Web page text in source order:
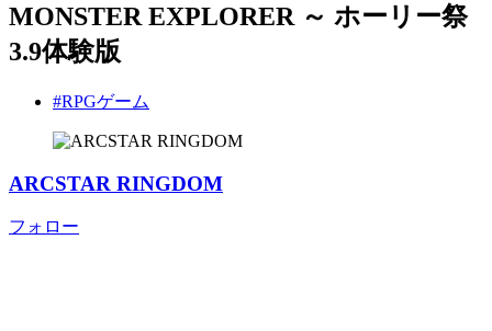
MONSTER EXPLORER ～ ホーリー祭
3.9体験版
#RPGゲーム
ARCSTAR RINGDOM
フォロー